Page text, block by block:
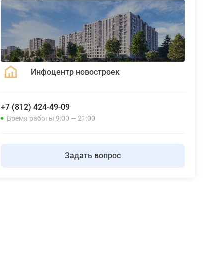
Инфоцентр новостроек
+7 (812) 424-49-09
Время работы 9:00 — 21:00
Задать вопрос